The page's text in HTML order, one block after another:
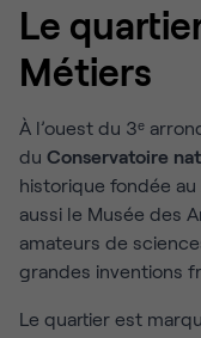
Le
Métiers
À l’ouest du 3ᵉ
du Conservatoire
historique fondée au
aussi le Musée des
amateurs de
grandes inventions
Le quartier est